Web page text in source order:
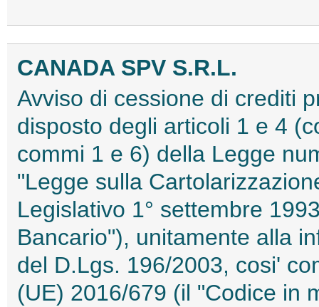
CANADA SPV S.R.L.
Avviso di cessione di crediti
disposto degli articoli 1 e 4
commi 1 e 6) della Legge
"Legge sulla
Legislativo 1° settembre
Bancario"), unitamente alla
del D.Lgs. 196/2003, cosi'
(UE) 2016/679 (il "Codice in